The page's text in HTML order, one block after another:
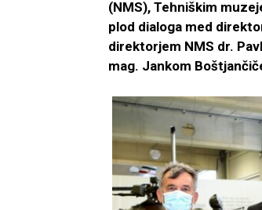
(NMS), Tehniškim
plod dialoga med
direktorjem NMS dr.
mag. Jankom